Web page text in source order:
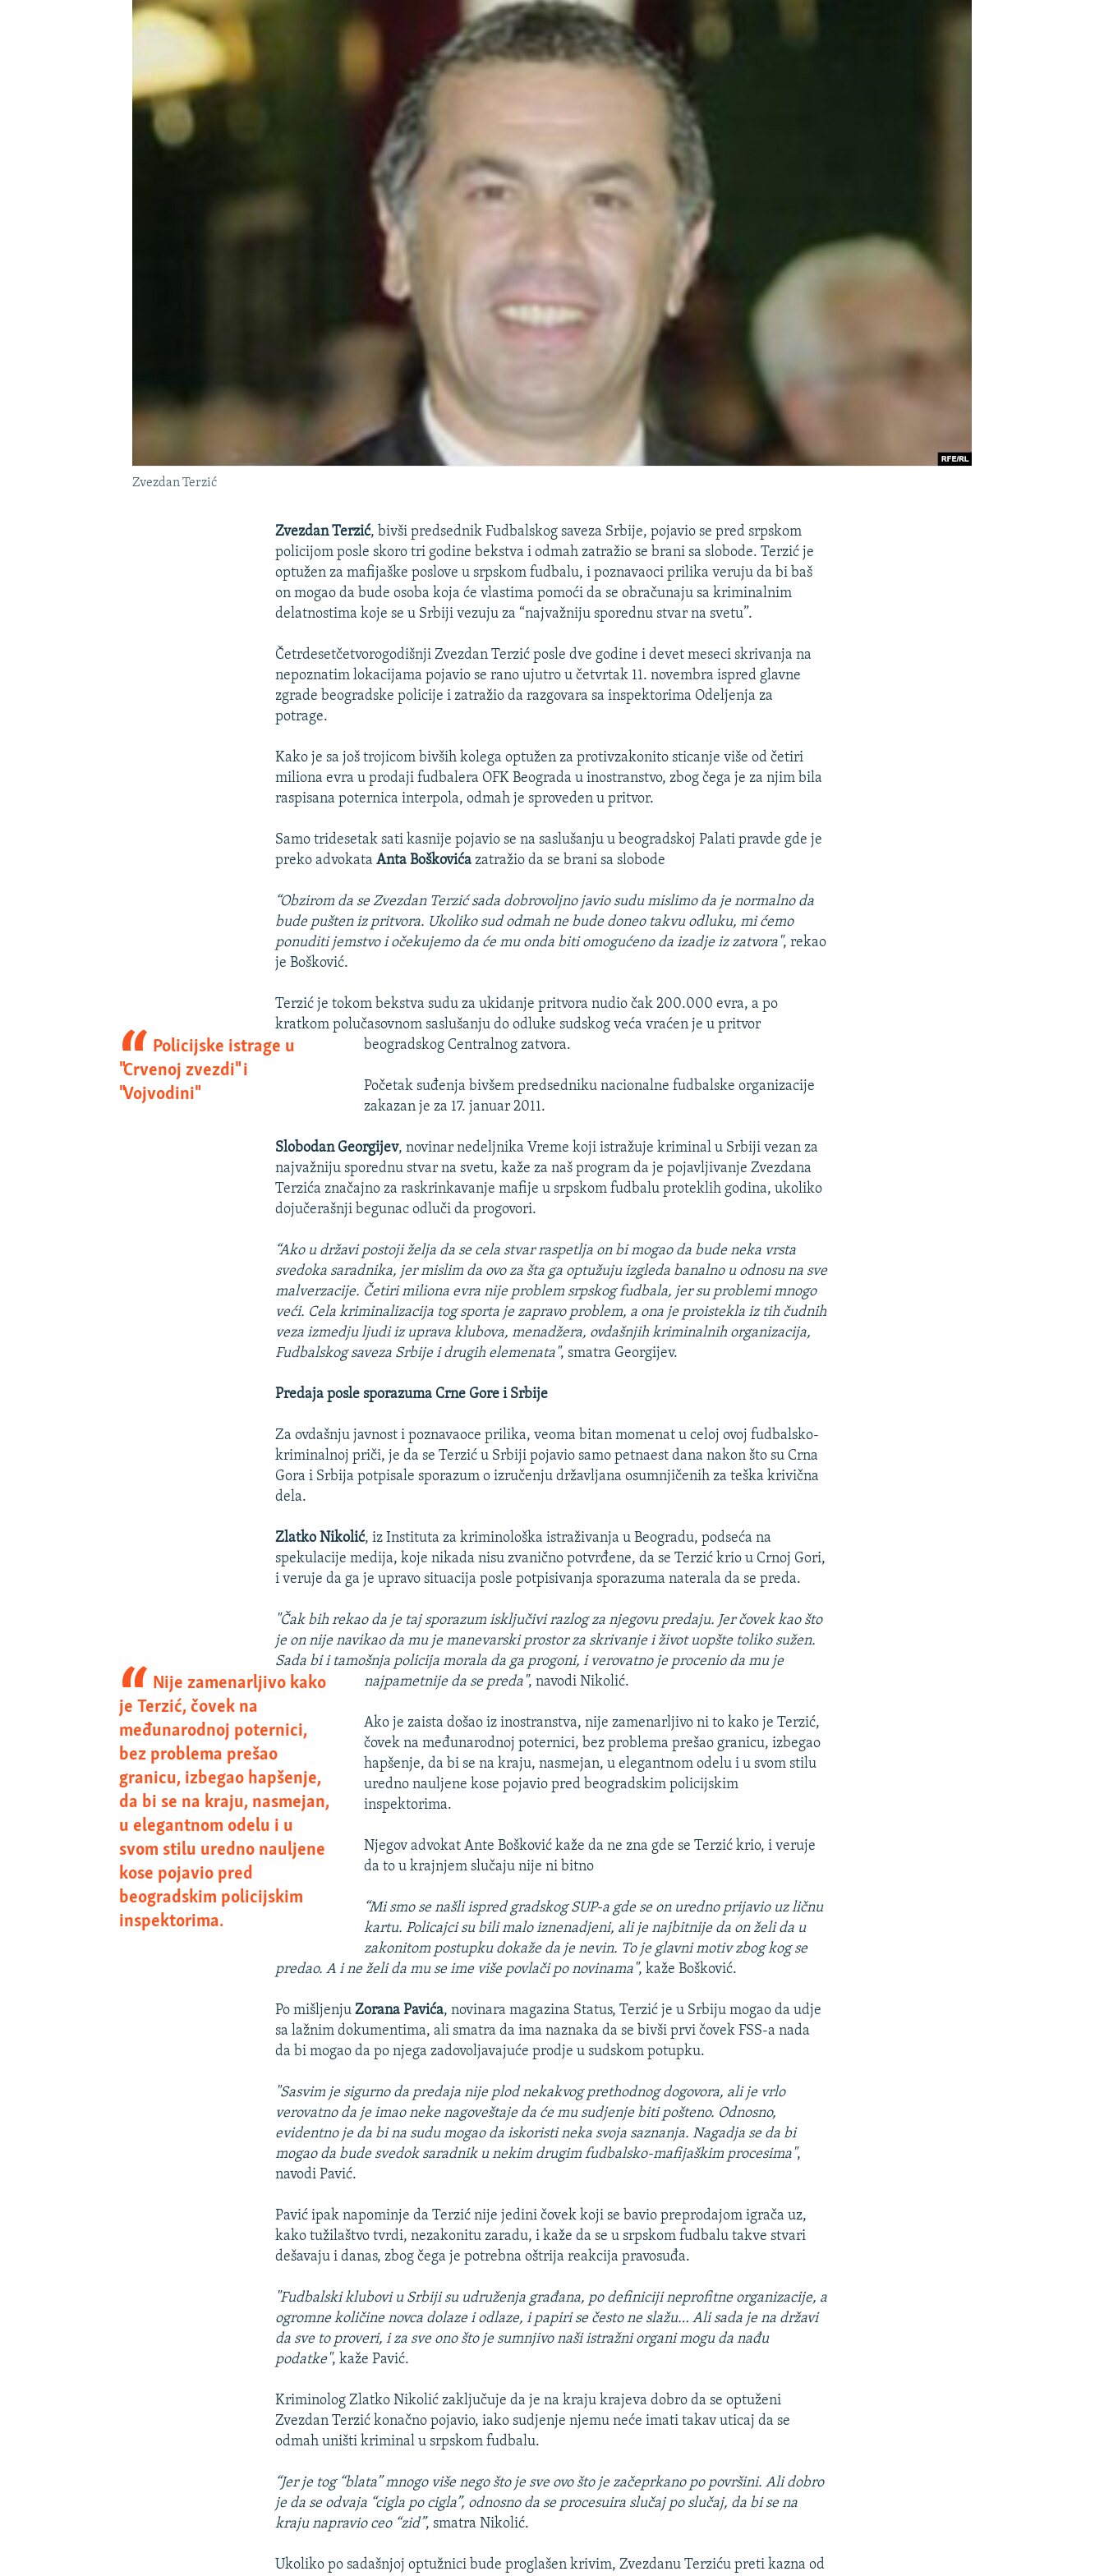
POPLAVE I KLIZIŠTA U BIH 2024.
Zvezdan Terzić
Zvezdan Terzić, bivši predsednik Fudbalskog saveza Srbije, pojavio se pred srpskom
policijom posle skoro tri godine bekstva i odmah zatražio se brani sa slobode. Terzić je
optužen za mafijaške poslove u srpskom fudbalu, i poznavaoci prilika veruju da bi baš
on mogao da bude osoba koja će vlastima pomoći da se obračunaju sa kriminalnim
delatnostima koje se u Srbiji vezuju za “najvažniju sporednu stvar na svetu”.
Četrdesetčetvorogodišnji Zvezdan Terzić posle dve godine i devet meseci skrivanja na
nepoznatim lokacijama pojavio se rano ujutro u četvrtak 11. novembra ispred glavne
zgrade beogradske policije i zatražio da razgovara sa inspektorima Odeljenja za
potrage.
Kako je sa još trojicom bivših kolega optužen za protivzakonito sticanje više od četiri
miliona evra u prodaji fudbalera OFK Beograda u inostranstvo, zbog čega je za njim bila
raspisana poternica interpola, odmah je sproveden u pritvor.
Samo tridesetak sati kasnije pojavio se na saslušanju u beogradskoj Palati pravde gde je
preko advokataAnta Boškovića zatražio da se brani sa slobode
“Obzirom da se Zvezdan Terzić sada dobrovoljno javio sudu mislimo da je normalno da
bude pušten iz pritvora. Ukoliko sud odmah ne bude doneo takvu odluku, mi ćemo
ponuditi jemstvo i očekujemo da će mu onda biti omogućeno da izadje iz zatvora", rekao
je Bošković.
Terzić je tokom bekstva sudu za ukidanje pritvora nudio čak 200.000 evra, a po
kratkom polučasovnom saslušanju do odluke sudskog veća vraćen je u pritvor
beogradskog Centralnog zatvora.
Policijske istrage u
"Crvenoj zvezdi" i
"Vojvodini"
Početak suđenja bivšem predsedniku nacionalne fudbalske organizacije
zakazan je za 17. januar 2011.
Slobodan Georgijev, novinar nedeljnika Vreme koji istražuje kriminal u Srbiji vezan za
najvažniju sporednu stvar na svetu, kaže za naš program da je pojavljivanje Zvezdana
Terzića značajno za raskrinkavanje mafije u srpskom fudbalu proteklih godina, ukoliko
dojučerašnji begunac odluči da progovori.
“Ako u državi postoji želja da se cela stvar raspetlja on bi mogao da bude neka vrsta
svedoka saradnika, jer mislim da ovo za šta ga optužuju izgleda banalno u odnosu na sve
malverzacije. Četiri miliona evra nije problem srpskog fudbala, jer su problemi mnogo
veći. Cela kriminalizacija tog sporta je zapravo problem, a ona je proistekla iz tih čudnih
veza izmedju ljudi iz uprava klubova, menadžera, ovdašnjih kriminalnih organizacija,
Fudbalskog saveza Srbije i drugih elemenata", smatra Georgijev.
Predaja posle sporazuma Crne Gore i Srbije
Za ovdašnju javnost i poznavaoce prilika, veoma bitan momenat u celoj ovoj fudbalsko-
kriminalnoj priči, je da se Terzić u Srbiji pojavio samo petnaest dana nakon što su Crna
Gora i Srbija potpisale sporazum o izručenju državljana osumnjičenih za teška krivična
dela.
Zlatko Nikolić, iz Instituta za kriminološka istraživanja u Beogradu, podseća na
spekulacije medija, koje nikada nisu zvanično potvrđene, da se Terzić krio u Crnoj Gori,
i veruje da ga je upravo situacija posle potpisivanja sporazuma naterala da se preda.
"Čak bih rekao da je taj sporazum isključivi razlog za njegovu predaju. Jer čovek kao što
je on nije navikao da mu je manevarski prostor za skrivanje i život uopšte toliko sužen.
Sada bi i tamošnja policija morala da ga progoni, i verovatno je procenio da mu je
najpametnije da se preda", navodi Nikolić.
Nije zamenarljivo kako
je Terzić, čovek na
međunarodnoj poternici,
bez problema prešao
granicu, izbegao hapšenje,
da bi se na kraju, nasmejan,
u elegantnom odelu i u
svom stilu uredno nauljene
kose pojavio pred
beogradskim policijskim
inspektorima.
Ako je zaista došao iz inostranstva, nije zamenarljivo ni to kako je Terzić,
čovek na međunarodnoj poternici, bez problema prešao granicu, izbegao
hapšenje, da bi se na kraju, nasmejan, u elegantnom odelu i u svom stilu
uredno nauljene kose pojavio pred beogradskim policijskim
inspektorima.
Njegov advokat Ante Bošković kaže da ne zna gde se Terzić krio, i veruje
da to u krajnjem slučaju nije ni bitno
“Mi smo se našli ispred gradskog SUP-a gde se on uredno prijavio uz ličnu
kartu. Policajci su bili malo iznenadjeni, ali je najbitnije da on želi da u
zakonitom postupku dokaže da je nevin. To je glavni motiv zbog kog se
predao. A i ne želi da mu se ime više povlači po novinama", kaže Bošković.
Po mišljenjuZorana Pavića, novinara magazina Status, Terzić je u Srbiju mogao da udje
sa lažnim dokumentima, ali smatra da ima naznaka da se bivši prvi čovek FSS-a nada
da bi mogao da po njega zadovoljavajuće prodje u sudskom potupku.
"Sasvim je sigurno da predaja nije plod nekakvog prethodnog dogovora, ali je vrlo
verovatno da je imao neke nagoveštaje da će mu sudjenje biti pošteno. Odnosno,
evidentno je da bi na sudu mogao da iskoristi neka svoja saznanja. Nagadja se da bi
mogao da bude svedok saradnik u nekim drugim fudbalsko-mafijaškim procesima",
navodi Pavić.
Pavić ipak napominje da Terzić nije jedini čovek koji se bavio preprodajom igrača uz,
kako tužilaštvo tvrdi, nezakonitu zaradu, i kaže da se u srpskom fudbalu takve stvari
dešavaju i danas, zbog čega je potrebna oštrija reakcija pravosuđa.
"Fudbalski klubovi u Srbiji su udruženja građana, po definiciji neprofitne organizacije, a
ogromne količine novca dolaze i odlaze, i papiri se često ne slažu… Ali sada je na državi
da sve to proveri, i za sve ono što je sumnjivo naši istražni organi mogu da nađu
podatke", kaže Pavić.
Kriminolog Zlatko Nikolić zaključuje da je na kraju krajeva dobro da se optuženi
Zvezdan Terzić konačno pojavio, iako sudjenje njemu neće imati takav uticaj da se
odmah uništi kriminal u srpskom fudbalu.
“Jer je tog “blata” mnogo više nego što je sve ovo što je začeprkano po površini. Ali dobro
je da se odvaja “cigla po cigla”, odnosno da se procesuira slučaj po slučaj, da bi se na
kraju napravio ceo “zid”, smatra Nikolić.
Ukoliko po sadašnjoj optužnici bude proglašen krivim, Zvezdanu Terziću preti kazna od